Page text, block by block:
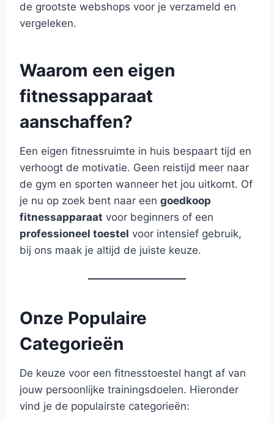
de grootste webshops voor je verzameld en
vergeleken.
Waarom een eigen
fitnessapparaat
aanschaffen?
Een eigen fitnessruimte in huis bespaart tijd en
verhoogt de motivatie. Geen reistijd meer naar
de gym en sporten wanneer het jou uitkomt. Of
je nu op zoek bent naar een goedkoop
fitnessapparaat voor beginners of een
professioneel toestel voor intensief gebruik,
bij ons maak je altijd de juiste keuze.
Onze Populaire
Categorieën
De keuze voor een fitnesstoestel hangt af van
jouw persoonlijke trainingsdoelen. Hieronder
vind je de populairste categorieën: